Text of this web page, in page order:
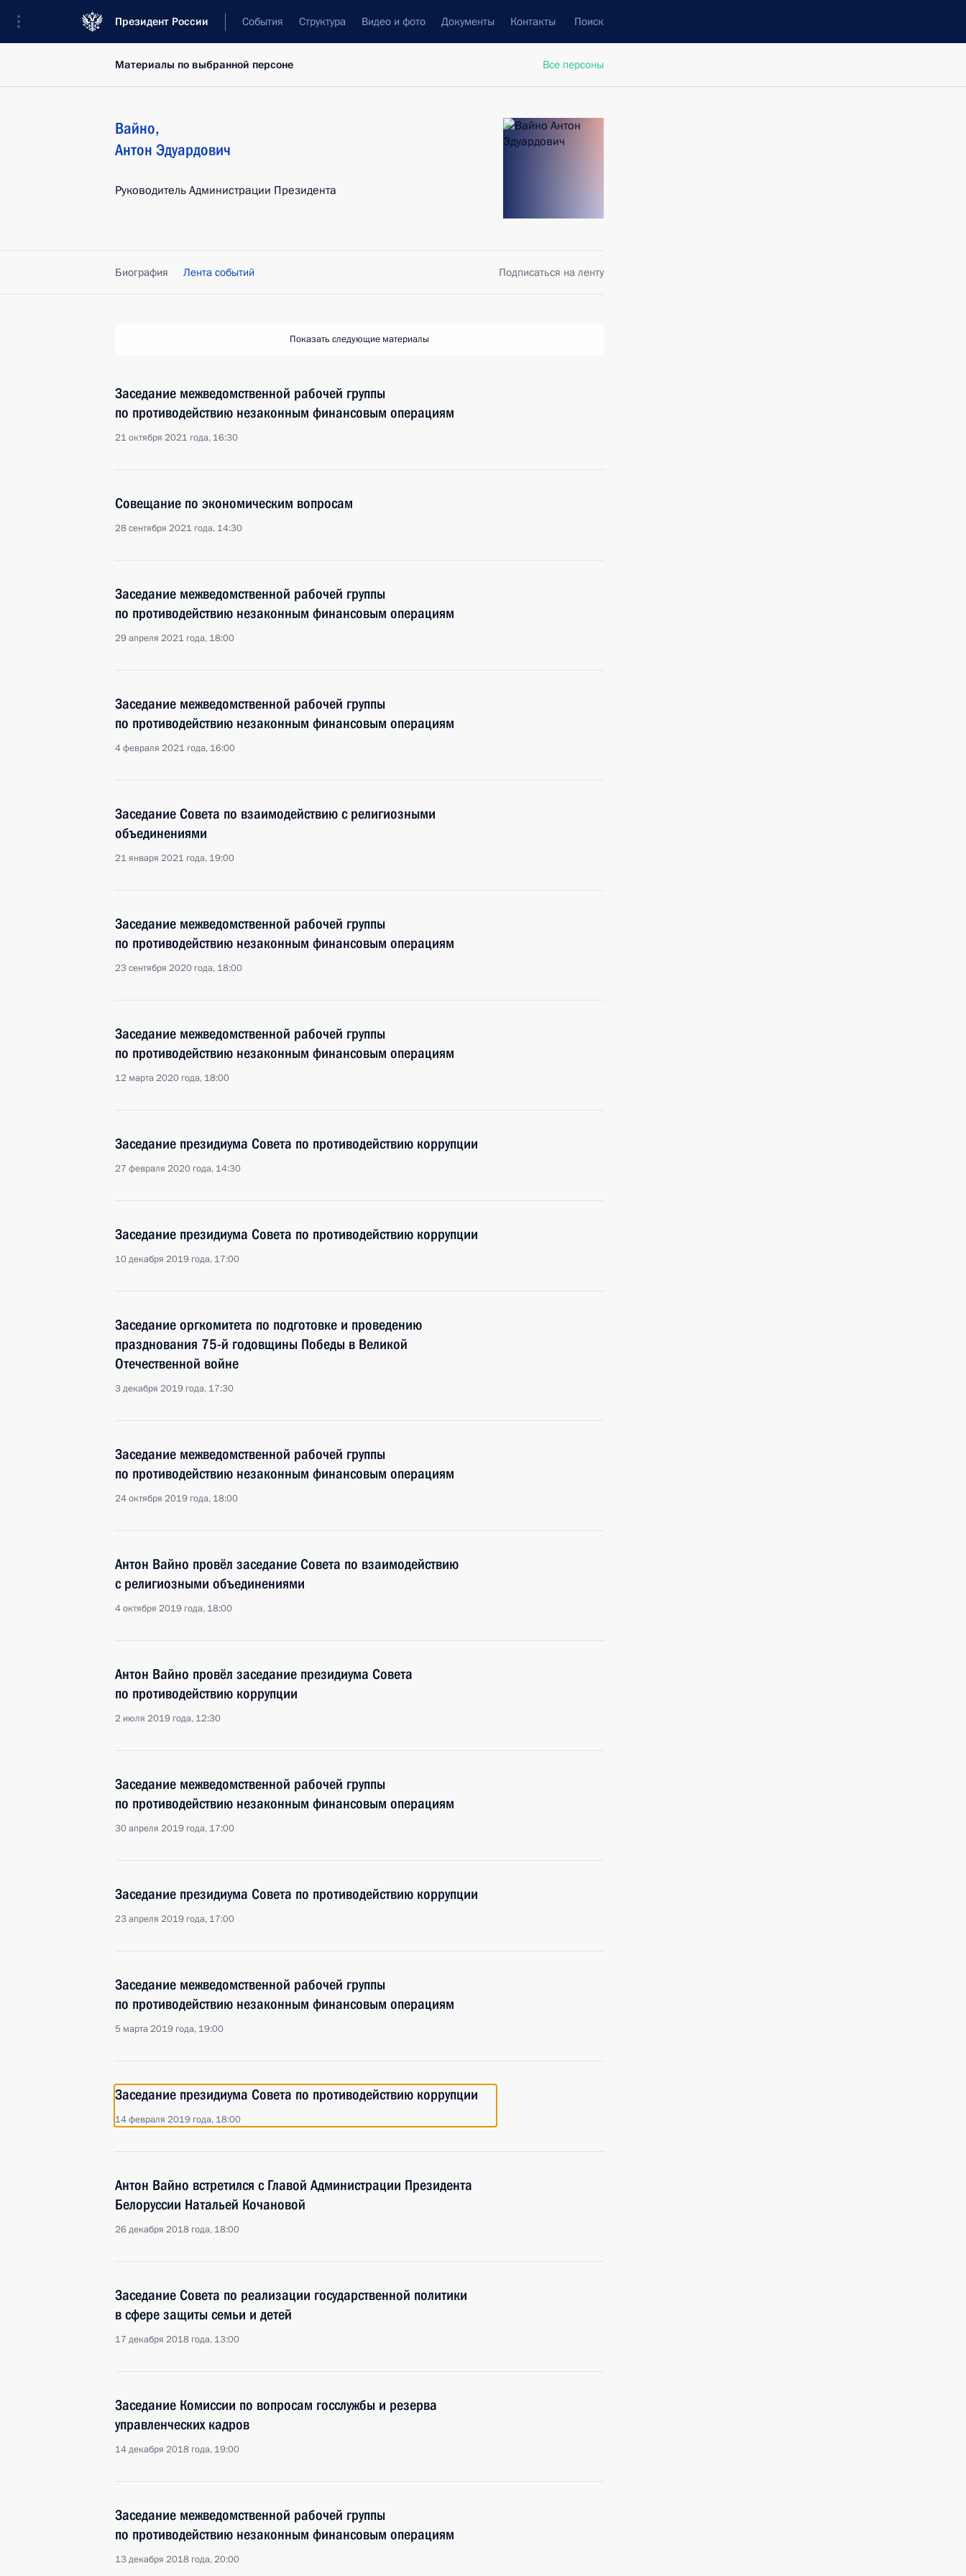
Президент России События Структура Видео и фото Документы Контакты Поиск
Все персоны
Материалы по выбранной персоне
Вайно,
Антон Эдуардович
Руководитель Администрации Президента
Биография Лента событий Подписаться на ленту
Показать следующие материалы
Заседание межведомственной рабочей группы
по противодействию незаконным финансовым операциям
21 октября 2021 года, 16:30
Совещание по экономическим вопросам
28 сентября 2021 года, 14:30
Заседание межведомственной рабочей группы
по противодействию незаконным финансовым операциям
29 апреля 2021 года, 18:00
Заседание межведомственной рабочей группы
по противодействию незаконным финансовым операциям
4 февраля 2021 года, 16:00
Заседание Совета по взаимодействию с религиозными
объединениями
21 января 2021 года, 19:00
Заседание межведомственной рабочей группы
по противодействию незаконным финансовым операциям
23 сентября 2020 года, 18:00
Заседание межведомственной рабочей группы
по противодействию незаконным финансовым операциям
12 марта 2020 года, 18:00
Заседание президиума Совета по противодействию коррупции
27 февраля 2020 года, 14:30
Заседание президиума Совета по противодействию коррупции
10 декабря 2019 года, 17:00
Заседание оргкомитета по подготовке и проведению
празднования 75-й годовщины Победы в Великой
Отечественной войне
3 декабря 2019 года, 17:30
Заседание межведомственной рабочей группы
по противодействию незаконным финансовым операциям
24 октября 2019 года, 18:00
Антон Вайно провёл заседание Совета по взаимодействию
с религиозными объединениями
4 октября 2019 года, 18:00
Антон Вайно провёл заседание президиума Совета
по противодействию коррупции
2 июля 2019 года, 12:30
Заседание межведомственной рабочей группы
по противодействию незаконным финансовым операциям
30 апреля 2019 года, 17:00
Заседание президиума Совета по противодействию коррупции
23 апреля 2019 года, 17:00
Заседание межведомственной рабочей группы
по противодействию незаконным финансовым операциям
5 марта 2019 года, 19:00
Заседание президиума Совета по противодействию коррупции
14 февраля 2019 года, 18:00
Антон Вайно встретился с Главой Администрации Президента
Белоруссии Натальей Кочановой
26 декабря 2018 года, 18:00
Заседание Совета по реализации государственной политики
в сфере защиты семьи и детей
17 декабря 2018 года, 13:00
Заседание Комиссии по вопросам госслужбы и резерва
управленческих кадров
14 декабря 2018 года, 19:00
Заседание межведомственной рабочей группы
по противодействию незаконным финансовым операциям
13 декабря 2018 года, 20:00